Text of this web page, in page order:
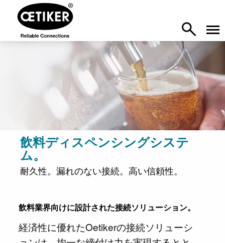
飲料ディスペンシングシステ
ム。
耐久性。漏れのない接続。高い信頼性。
飲料業界向けに設計された接続ソリューション。
経済性に優れたOetikerの接続ソリューシ